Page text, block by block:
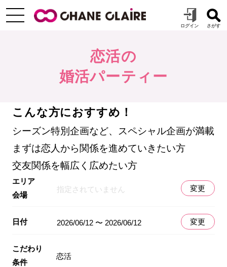
恋活の
婚活パーティー
こんな方におすすめ！
シーズン特別企画など、スペシャル企画が満載
まずは恋人から関係を進めていきたい方
交友関係を幅広く広めたい方
エリア
会場
指定されていません 変更
日付 2026/06/12 〜 2026/06/12 変更
こだわり
条件
恋活